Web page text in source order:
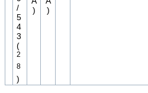
/
5
4
3
(
2
8
)
)
)